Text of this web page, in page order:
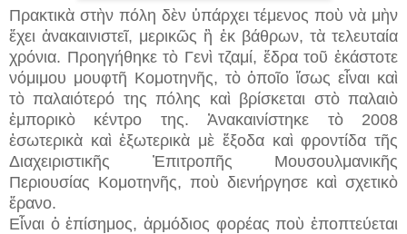
Πρακτικὰ στὴν πόλη δὲν ὑπάρχει τέμενος ποὺ νὰ μὴν
ἔχει ἀνακαινιστεῖ, μερικῶς ἢ ἐκ βάθρων, τὰ τελευταία
χρόνια. Προηγήθηκε τὸ Γενὶ τζαμί, ἕδρα τοῦ ἑκάστοτε
νόμιμου μουφτῆ Κομοτηνῆς, τὸ ὁποῖο ἴσως εἶναι καὶ
τὸ παλαιότερό της πόλης καὶ βρίσκεται στὸ παλαιὸ
ἐμπορικὸ κέντρο της. Ἀνακαινίστηκε τὸ 2008
ἐσωτερικὰ καὶ ἐξωτερικὰ μὲ ἔξοδα καὶ φροντίδα τῆς
Διαχειριστικῆς Ἐπιτροπῆς Μουσουλμανικῆς
Περιουσίας Κομοτηνῆς, ποὺ διενήργησε καὶ σχετικὸ
ἔρανο.
Εἶναι ὁ ἐπίσημος, ἁρμόδιος φορέας ποὺ ἐποπτεύεται